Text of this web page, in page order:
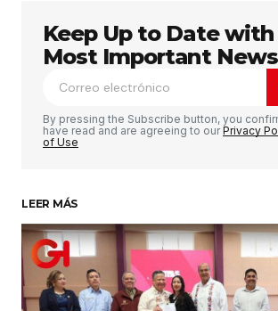
Tu dirección de correo
publicada. Los campos
marcados con*
Comentario *
Su nombre*
Tu correo electrónico*
Keep Up to Date
Most Important News
By pressing the Subscribe button, you
have read and are agreeing to ourPrivacy
of Use
LEER MÁS